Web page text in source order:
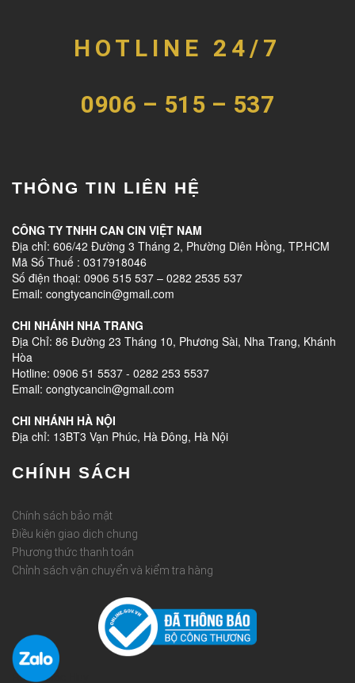
HOTLINE 24/7
0906 – 515 – 537
THÔNG TIN LIÊN HỆ
CÔNG TY TNHH CAN CIN VIỆT NAM
Địa chỉ: 606/42 Đường 3 Tháng 2, Phường Diên Hồng, TP.HCM
Mã Số Thuế : 0317918046
Số điện thoại: 0906 515 537 – 0282 2535 537
Email: congtycancin@gmail.com
CHI NHÁNH NHA TRANG
Địa Chỉ: 86 Đường 23 Tháng 10, Phương Sài, Nha Trang, Khánh
Hòa
Hotline: 0906 51 5537 - 0282 253 5537
Email: congtycancin@gmail.com
CHI NHÁNH HÀ NỘI
Địa chỉ: 13BT3 Vạn Phúc, Hà Đông, Hà Nội
CHÍNH SÁCH
Chính sách bảo mật
Điều kiện giao dịch chung
Phương thức thanh toán
Chỉnh sách vận chuyển và kiểm tra hàng
Rèm Quốc Huy